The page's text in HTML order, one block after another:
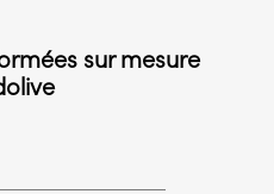
sur mesure